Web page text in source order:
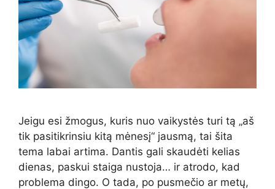
Jeigu esi žmogus, kuris nuo vaikystės turi tą „aš
tik pasitikrinsiu kitą mėnesį“ jausmą, tai šita
tema labai artima. Dantis gali skaudėti kelias
dienas, paskui staiga nustoja… ir atrodo, kad
problema dingo. O tada, po pusmečio ar metų,